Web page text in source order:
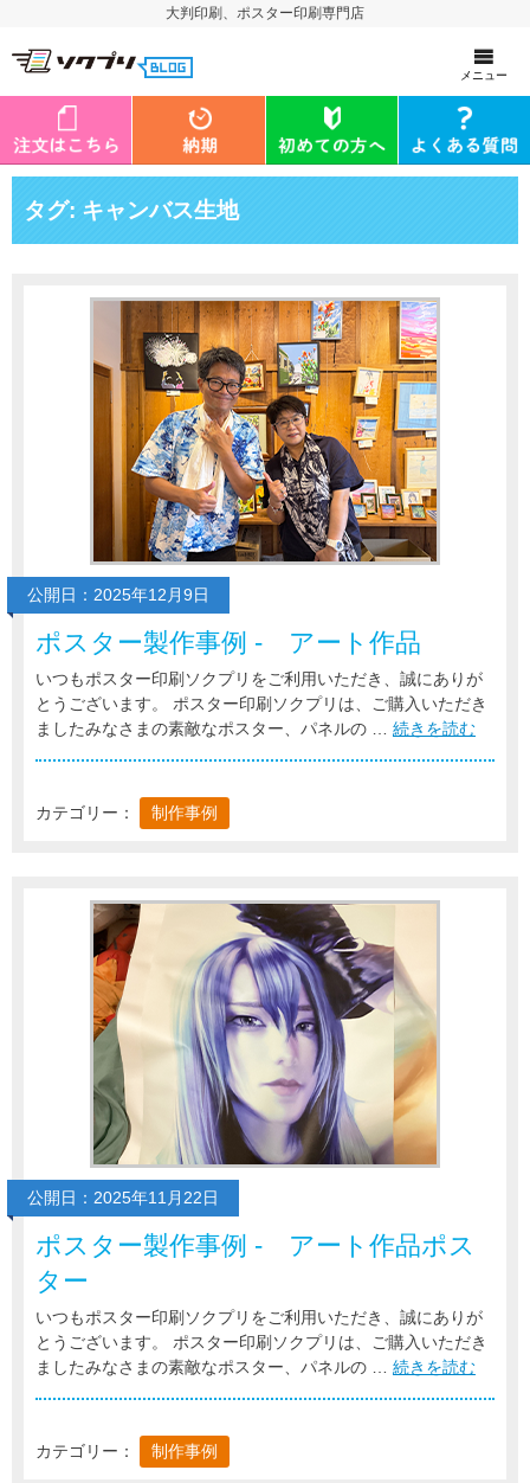
大判印刷、ポスター印刷専門店
メニュー
タグ: キャンバス生地
公開日：2025年12月9日
ポスター製作事例 - アート作品
いつもポスター印刷ソクプリをご利用いただき、誠にありが
とうございます。 ポスター印刷ソクプリは、ご購入いただき
ましたみなさまの素敵なポスター、パネルの … 続きを読む
カテゴリー： 制作事例
公開日：2025年11月22日
ポスター製作事例 - アート作品ポス
ター
いつもポスター印刷ソクプリをご利用いただき、誠にありが
とうございます。 ポスター印刷ソクプリは、ご購入いただき
ましたみなさまの素敵なポスター、パネルの … 続きを読む
カテゴリー： 制作事例